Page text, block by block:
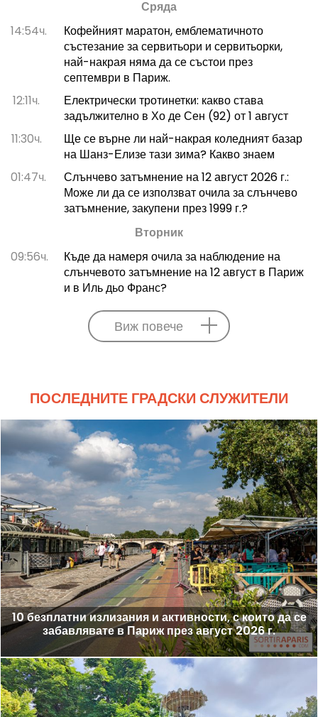
Сряда
14:54ч.
Кофейният маратон, емблематичното
състезание за сервитьори и сервитьорки,
най-накрая няма да се състои през
септември в Париж.
12:11ч.
Електрически тротинетки: какво става
задължително в Хо де Сен (92) от 1 август
11:30ч.
Ще се върне ли най-накрая коледният базар
на Шанз-Елизе тази зима? Какво знаем
01:47ч.
Слънчево затъмнение на 12 август 2026 г.:
Може ли да се използват очила за слънчево
затъмнение, закупени през 1999 г.?
Вторник
09:56ч.
Къде да намеря очила за наблюдение на
слънчевото затъмнение на 12 август в Париж
и в Иль дьо Франс?
Виж повече
ПОСЛЕДНИТЕ ГРАДСКИ СЛУЖИТЕЛИ
10 безплатни излизания и активности, с които да се
забавлявате в Париж през август 2026 г.